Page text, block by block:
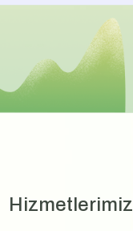
Hizmetlerimiz